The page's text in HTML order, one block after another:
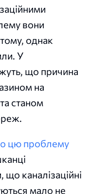
вони
однак
У
що причина
на
станом
цю проблему
каналізаційні
мало не